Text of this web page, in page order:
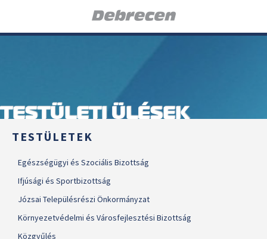
TESTÜLETI ÜLÉSEK
TESTÜLETEK
Egészségügyi és Szociális Bizottság
Ifjúsági és Sportbizottság
Józsai Településrészi Önkormányzat
Környezetvédelmi és Városfejlesztési Bizottság
Közgyűlés